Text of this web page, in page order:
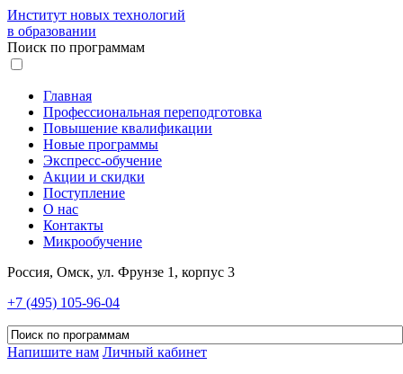
Институт новых технологий
в образовании
Поиск по программам
Главная
Профессиональная переподготовка
Повышение квалификации
Новые программы
Экспресс-обучение
Акции и скидки
Поступление
О нас
Контакты
Микрообучение
Россия, Омск, ул. Фрунзе 1, корпус 3
+7 (495) 105-96-04
Напишите нам Личный кабинет